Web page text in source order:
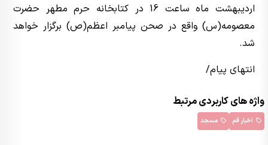
اردیبهشت ماه ساعت 16 در کتابخانه حرم مطهر حضرت
معصومه(س) واقع در صحن پیامبر اعظم(ص) برگزار خواهد
شد.
انتهای پیام/
واژه های کاربردی مرتبط
اخبار قم مسجد